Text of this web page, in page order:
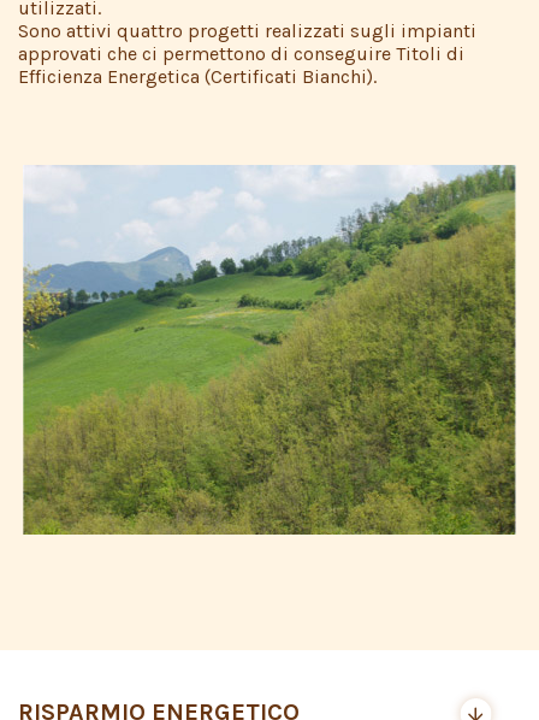
utilizzati.
Sono attivi quattro progetti realizzati sugli impianti
approvati che ci permettono di conseguire Titoli di
Efficienza Energetica (Certificati Bianchi).
RISPARMIO ENERGETICO